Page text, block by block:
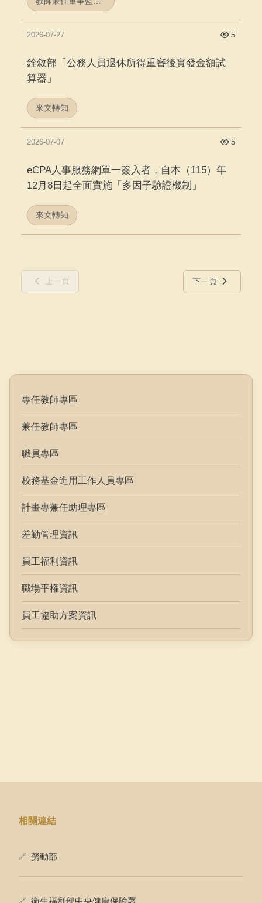
專任教師專區
兼任教師專區
職員專區
校務基金進用工作人員專區
計畫專兼任助理專區
差勤管理資訊
員工福利資訊
職場平權資訊
員工協助方案資訊
2026-07-27
來文轉知
銓敘部「公務人員退休所得重審後實發金額試
算器」
5
2026-07-07
來文轉知
eCPA人事服務網單一簽入者，自本（115）年
12月8日起全面實施「多因子驗證機制」
5
上一頁 下一頁
相關連結
勞動部